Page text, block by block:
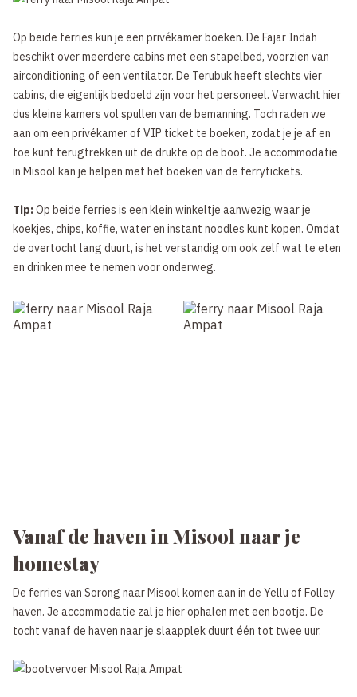
Op beide ferries kun je een privékamer boeken. De Fajar Indah
beschikt over meerdere cabins met een stapelbed, voorzien van
airconditioning of een ventilator. De Terubuk heeft slechts vier
cabins, die eigenlijk bedoeld zijn voor het personeel. Verwacht hier
dus kleine kamers vol spullen van de bemanning. Toch raden we
aan om een privékamer of VIP ticket te boeken, zodat je je af en
toe kunt terugtrekken uit de drukte op de boot. Je accommodatie
in Misool kan je helpen met het boeken van de ferrytickets.
Tip:Op beide ferries is een klein winkeltje aanwezig waar je
koekjes, chips, koffie, water en instant noodles kunt kopen. Omdat
de overtocht lang duurt, is het verstandig om ook zelf wat te eten
en drinken mee te nemen voor onderweg.
Vanaf de haven in Misool naar je
homestay
De ferries van Sorong naar Misool komen aan in de Yellu of Folley
haven. Je accommodatie zal je hier ophalen met een bootje. De
tocht vanaf de haven naar je slaapplek duurt één tot twee uur.